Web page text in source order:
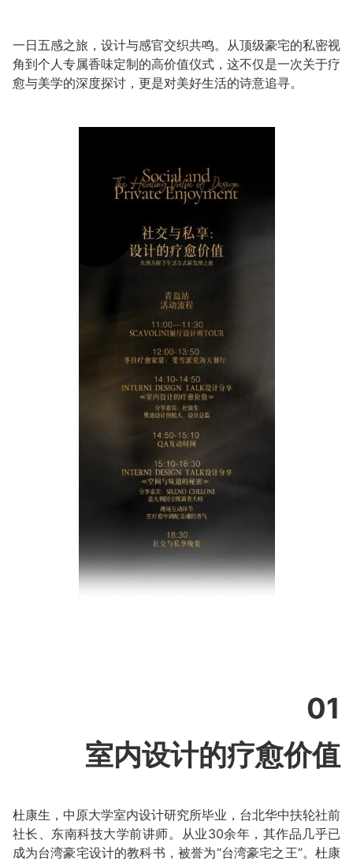
一日五感之旅，设计与感官交织共鸣。从顶级豪宅的私密视
角到个人专属香味定制的高价值仪式，这不仅是一次关于疗
愈与美学的深度探讨，更是对美好生活的诗意追寻。
01
室内设计的疗愈价值
杜康生，中原大学室内设计研究所毕业，台北华中扶轮社前
社长、东南科技大学前讲师。从业30余年，其作品几乎已
成为台湾豪宅设计的教科书，被誉为“台湾豪宅之王”。杜康